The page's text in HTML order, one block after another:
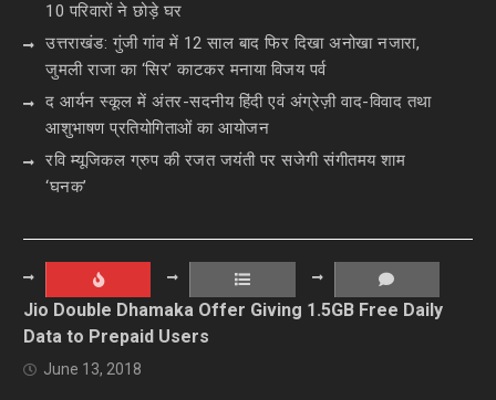
10 परिवारों ने छोड़े घर
उत्तराखंड: गुंजी गांव में 12 साल बाद फिर दिखा अनोखा नजारा,
जुमली राजा का ‘सिर’ काटकर मनाया विजय पर्व
द आर्यन स्कूल में अंतर-सदनीय हिंदी एवं अंग्रेज़ी वाद-विवाद तथा
आशुभाषण प्रतियोगिताओं का आयोजन
रवि म्यूजिकल ग्रुप की रजत जयंती पर सजेगी संगीतमय शाम
‘घनक’
Jio Double Dhamaka Offer Giving 1.5GB Free Daily
Data to Prepaid Users
June 13, 2018